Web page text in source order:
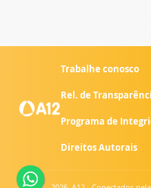
Trabalhe conosco
Rel. de
Programa de
Direitos Autorais